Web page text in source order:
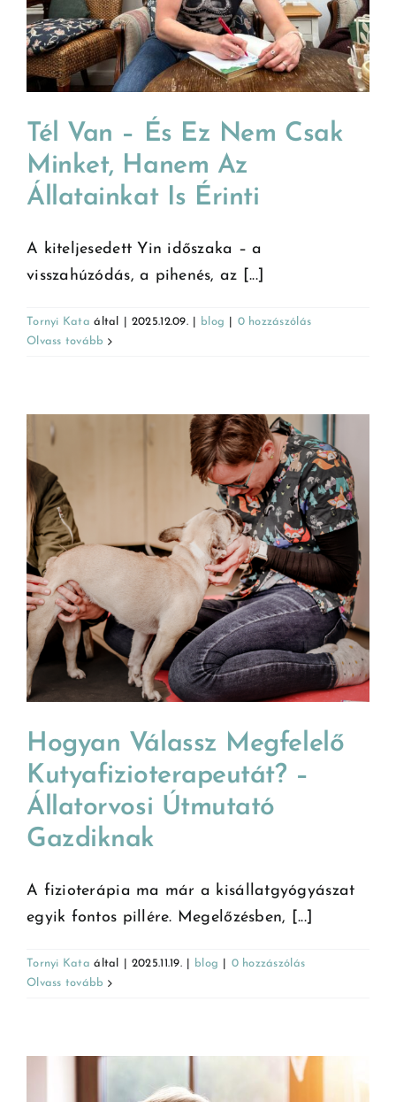
Tél Van – És Ez Nem Csak
Minket, Hanem Az
Állatainkat Is Érinti
A kiteljesedett Yin időszaka – a
visszahúzódás, a pihenés, az [...]
Tornyi Kata által 2025.12.09. blog
0 hozzászólás
Olvass tovább
Hogyan Válassz Megfelelő
Kutyafizioterapeutát? –
Állatorvosi Útmutató
Gazdiknak
A fizioterápia ma már a kisállatgyógyászat
egyik fontos pillére. Megelőzésben, [...]
Tornyi Kata által 2025.11.19. blog
0 hozzászólás
Olvass tovább